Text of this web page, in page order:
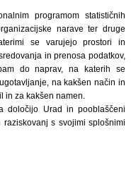
programom statističnih
narave ter druge
se varujejo prostori in
in prenosa podatkov,
do naprav, na katerih se
na kakšen način in
in za kakšen namen.
določijo Urad in pooblaščeni
s svojimi splošnimi